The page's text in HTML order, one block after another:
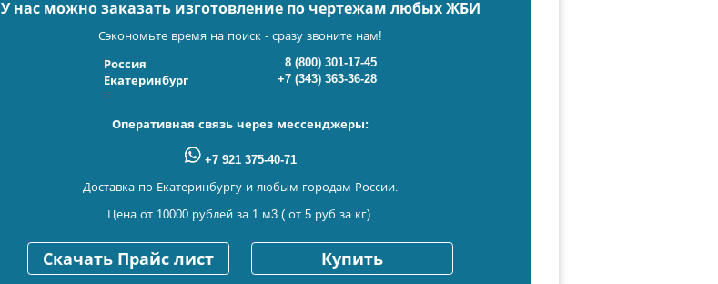
У нас можно заказать изготовление по чертежам любых ЖБИ
Сэкономьте время на поиск - сразу звоните нам!
Россия
8 (800) 301-17-45
Екатеринбург
+7 (343) 363-36-28
Оперативная связь через мессенджеры:
+7 921 375-40-71
Доставка по Екатеринбургу и любым городам России.
Цена от 10000 рублей за 1 м3 ( от 5 руб за кг).
Скачать Прайс лист Купить